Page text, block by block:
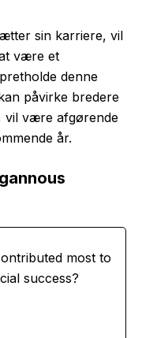
sin karriere, vil
være et
denne
påvirke bredere
vil være afgørende
år.
most to
success?